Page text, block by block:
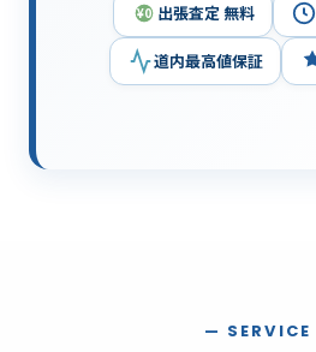
¥0 出張査定 無料
道内最高値保証
—